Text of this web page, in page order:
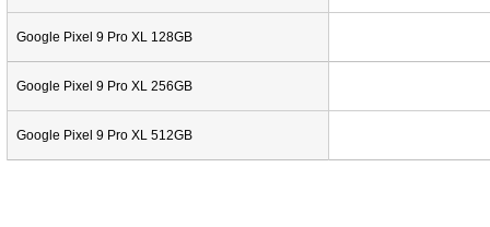
Google Pixel 9 Pro XL 128GB
Google Pixel 9 Pro XL 256GB
Google Pixel 9 Pro XL 512GB